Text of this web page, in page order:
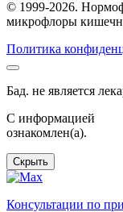
© 1999-2026.
микрофлоры
Политика
Бад. не является
C информацией
ознакомлен(а).
Скрыть
Консультации по